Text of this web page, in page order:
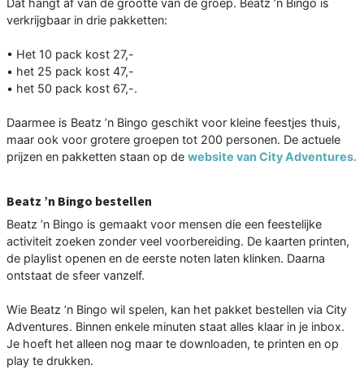
verkrijgbaar in drie pakketten:
• Het 10 pack kost 27,-
• het 25 pack kost 47,-
• het 50 pack kost 67,-.
Daarmee is Beatz ’n Bingo geschikt voor kleine feestjes thuis,
maar ook voor grotere groepen tot 200 personen. De actuele
prijzen en pakketten staan op de website van City Adventures.
Beatz ’n Bingo bestellen
Beatz ’n Bingo is gemaakt voor mensen die een feestelijke
activiteit zoeken zonder veel voorbereiding. De kaarten printen,
de playlist openen en de eerste noten laten klinken. Daarna
ontstaat de sfeer vanzelf.
Wie Beatz ’n Bingo wil spelen, kan het pakket bestellen via City
Adventures. Binnen enkele minuten staat alles klaar in je inbox.
Je hoeft het alleen nog maar te downloaden, te printen en op
play te drukken.